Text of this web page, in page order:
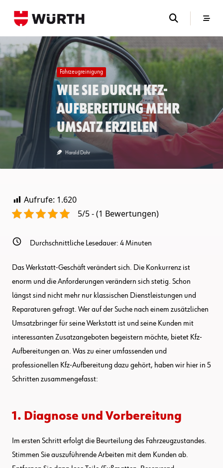
Fahrzeugreinigung
Wie Sie durch Kfz-
Aufbereitung mehr
Umsatz erzielen
Harald Dohr
Aufrufe: 1.620
5/5 - (1 Bewertungen)
Durchschnittliche Lesedauer: 4Minuten
Das Werkstatt-Geschäft verändert sich. Die Konkurrenz ist
enorm und die Anforderungen verändern sich stetig. Schon
längst sind nicht mehr nur klassischen Dienstleistungen und
Reparaturen gefragt. Wer auf der Suche nach einem zusätzlichen
Umsatzbringer für seine Werkstatt ist und seine Kunden mit
interessanten Zusatzangeboten begeistern möchte, bietet Kfz-
Aufbereitungen an. Was zu einer umfassenden und
professionellen Kfz-Aufbereitung dazu gehört, haben wir hier in 5
Schritten zusammengefasst:
1. Diagnose und Vorbereitung
Im ersten Schritt erfolgt die Beurteilung des Fahrzeugzustandes.
Stimmen Sie auszuführende Arbeiten mit dem Kunden ab.